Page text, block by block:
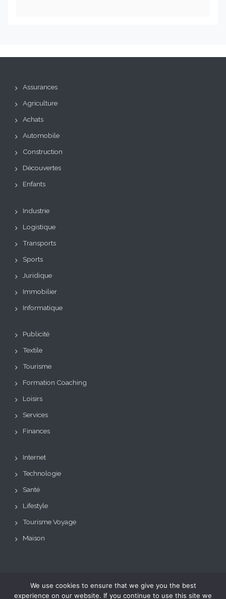
Assurances
Agriculture
Achats
Automobile
Construction
Découvertes
Enfants
Industrie
Logistique
Transports
Sports
Juridique
Immobilier
Informatique
Publicité
Textile
Tourisme
Formation Coaching
Loisirs
Services
Finances
Internet
Technologie
Santé
Lifestyle
Tourisme Voyage
Maison
Copyright © Tous droits Theme: BizCare by
We use cookies to ensure that we give you the best
experience on our website. If you continue to use this site we